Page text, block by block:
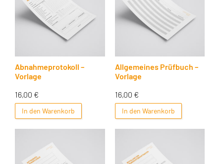
Abnahmeprotokoll –
Vorlage
16,00 €
In den Warenkorb
Allgemeines Prüfbuch –
Vorlage
16,00 €
In den Warenkorb